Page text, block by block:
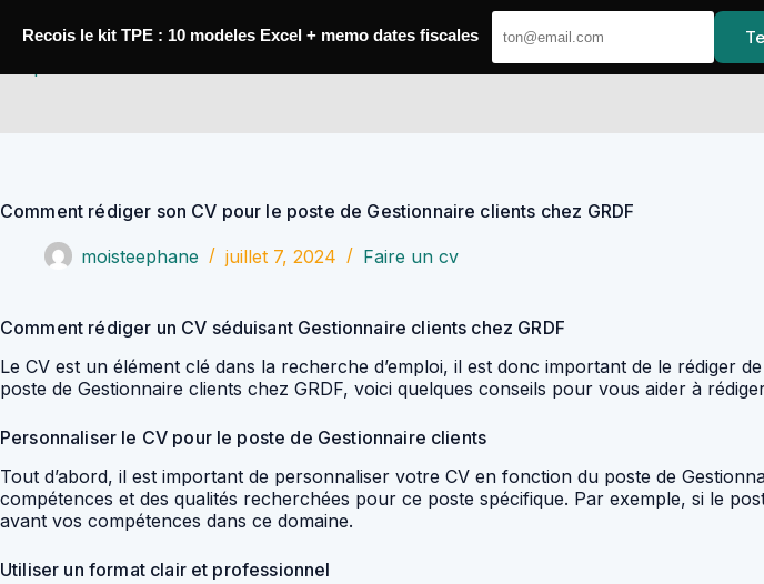
Comment rédiger son CV pour le poste de Gestionnaire clients chez GRDF
moisteephane juillet 7, 2024 Faire un cv
Comment rédiger un CV séduisant Gestionnaire clients chez GRDF
Le CV est un élément clé dans la recherche d’emploi, il est donc important de le rédiger
poste de Gestionnaire clients chez GRDF, voici quelques conseils pour vous aider à
Personnaliser le CV pour le poste de Gestionnaire clients
Tout d’abord, il est important de personnaliser votre CV en fonction du poste de
compétences et des qualités recherchées pour ce poste spécifique. Par exemple, si le
avant vos compétences dans ce domaine.
Utiliser un format clair et professionnel
Recois le kit TPE : 10 modeles Excel + memo dates fiscales